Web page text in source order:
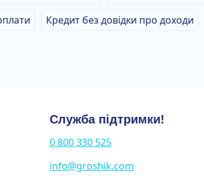
Кредит без довідки про доходи
Служба підтримки!
0 800 330 525
info@groshik.com